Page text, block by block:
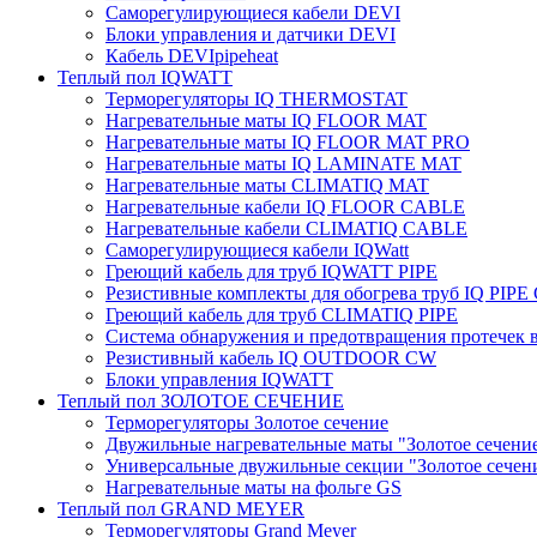
Саморегулирующиеся кабели DEVI
Блоки управления и датчики DEVI
Кабель DEVIpipeheat
Теплый пол IQWATT
Терморегуляторы IQ THERMOSTAT
Нагревательные маты IQ FLOOR MAT
Нагревательные маты IQ FLOOR MAT PRO
Нагревательные маты IQ LAMINATE MAT
Нагревательные маты CLIMATIQ MAT
Нагревательные кабели IQ FLOOR CABLE
Нагревательные кабели CLIMATIQ CABLE
Саморегулирующиеся кабели IQWatt
Греющий кабель для труб IQWATT PIPE
Резистивные комплекты для обогрева труб IQ PIPE
Греющий кабель для труб CLIMATIQ PIPE
Система обнаружения и предотвращения протечек
Резистивный кабель IQ OUTDOOR CW
Блоки управления IQWATT
Теплый пол ЗОЛОТОЕ СЕЧЕНИЕ
Терморегуляторы Золотое сечение
Двужильные нагревательные маты "Золотое
Универсальные двужильные секции "Золотое
Нагревательные маты на фольге GS
Теплый пол GRAND MEYER
Терморегуляторы Grand Meyer